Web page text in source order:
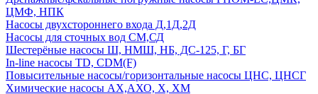
ЦМФ, НПК
Насосы двухстороннего входа Д,1Д,2Д
Насосы для сточных вод СМ,СД
Шестерёные насосы Ш, НМШ, НБ, ДС-125, Г, БГ
In-line насосы TD, CDM(F)
Повысительные насосы/горизонтальные насосы ЦНС, ЦНСГ
Химические насосы АХ,АХО, Х, ХМ